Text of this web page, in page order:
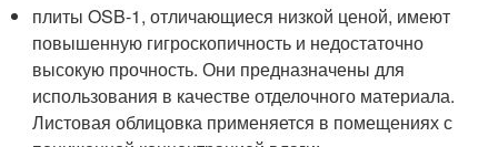
плиты OSB-1, отличающиеся низкой ценой, имеют
повышенную гигроскопичность и недостаточно
высокую прочность. Они предназначены для
использования в качестве отделочного материала.
Листовая облицовка применяется в помещениях с